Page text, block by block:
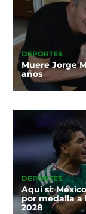
DEPORTES
Muere Jorge
años
DEPORTES
Aquí sí:
por medalla a
2028